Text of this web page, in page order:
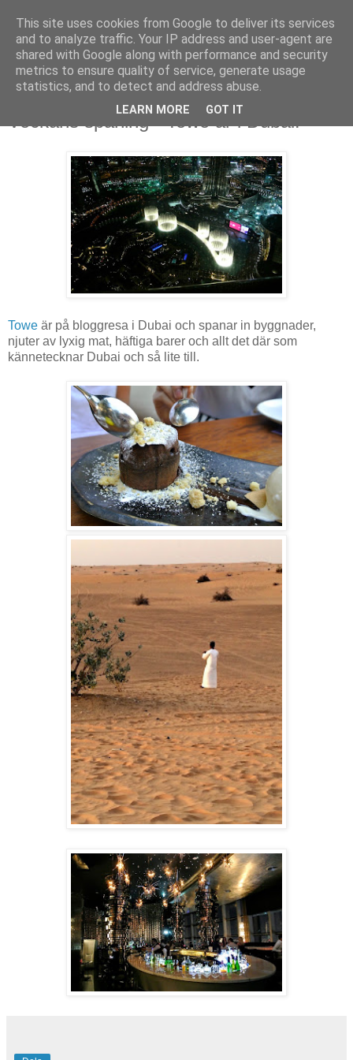
Veckans spaning - Towe är i Dubai!
Towe är på bloggresa i Dubai och spanar in byggnader,
njuter av lyxig mat, häftiga barer och allt det där som
kännetecknar Dubai och så lite till.
This site uses cookies from Google to deliver its services
and to analyze traffic. Your IP address and user-agent are
shared with Google along with performance and security
metrics to ensure quality of service, generate usage
statistics, and to detect and address abuse.
LEARN MORE GOT IT